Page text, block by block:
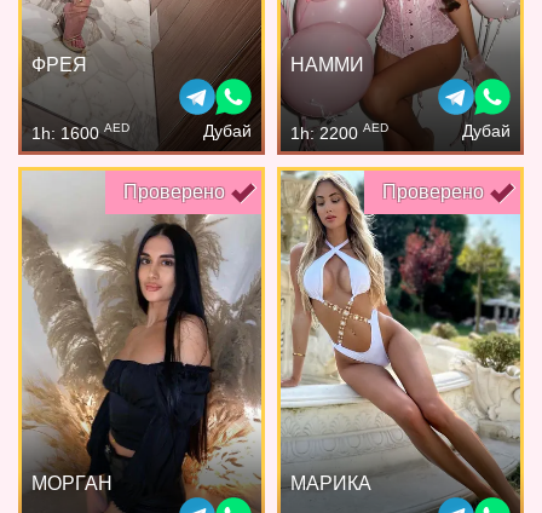
ФРЕЯ
1h: 1600AED Дубай
НАММИ
1h: 2200 AED Дубай
Проверено
МОРГАН
Проверено
МАРИКА